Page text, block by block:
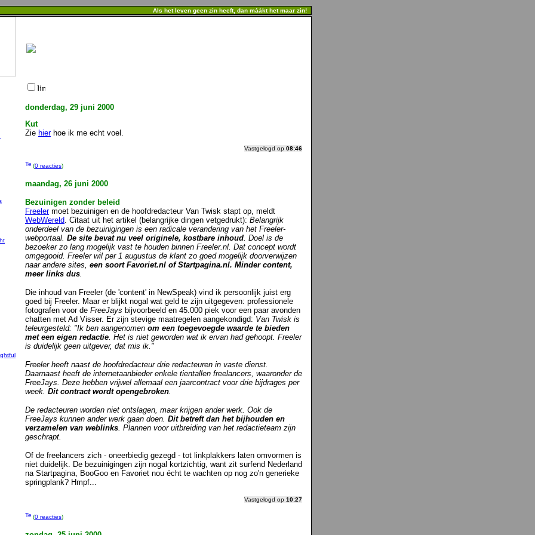
Als het leven geen zin heeft, dan máákt het maar zin!
donderdag, 29 juni 2000
Kut
Zie hierhoe ik me echt voel.
Vastgelogd op 08:46
(0 reacties)
maandag, 26 juni 2000
Bezuinigen zonder beleid
Freelermoet bezuinigen en de hoofdredacteur Van Twisk stapt op, meldt
WebWereld. Citaat uit het artikel (belangrijke dingen vetgedrukt): Belangrijk
onderdeel van de bezuinigingen is een radicale verandering van het Freeler-
webportaal. De site bevat nu veel originele, kostbare inhoud. Doel is de
bezoeker zo lang mogelijk vast te houden binnen Freeler.nl. Dat concept wordt
omgegooid. Freeler wil per 1 augustus de klant zo goed mogelijk doorverwijzen
naar andere sites, een soort Favoriet.nl of Startpagina.nl. Minder content,
meer links dus.
Die inhoud van Freeler (de 'content' in NewSpeak) vind ik persoonlijk juist erg
goed bij Freeler. Maar er blijkt nogal wat geld te zijn uitgegeven: professionele
fotografen voor de FreeJays bijvoorbeeld en 45.000 piek voor een paar avonden
chatten met Ad Visser. Er zijn stevige maatregelen aangekondigd: Van Twisk is
teleurgesteld: "Ik ben aangenomen om een toegevoegde waarde te bieden
met een eigen redactie. Het is niet geworden wat ik ervan had gehoopt. Freeler
is duidelijk geen uitgever, dat mis ik."
Freeler heeft naast de hoofdredacteur drie redacteuren in vaste dienst.
Daarnaast heeft de internetaanbieder enkele tientallen freelancers, waaronder de
FreeJays. Deze hebben vrijwel allemaal een jaarcontract voor drie bijdrages per
week. Dit contract wordt opengebroken.
De redacteuren worden niet ontslagen, maar krijgen ander werk. Ook de
FreeJays kunnen ander werk gaan doen. Dit betreft dan het bijhouden en
verzamelen van weblinks. Plannen voor uitbreiding van het redactieteam zijn
geschrapt.
Of de freelancers zich - oneerbiedig gezegd - tot linkplakkers laten omvormen is
niet duidelijk. De bezuinigingen zijn nogal kortzichtig, want zit surfend Nederland
na Startpagina, BooGoo en Favoriet nou écht te wachten op nog zo'n generieke
springplank? Hmpf...
Vastgelogd op 10:27
(0 reacties)